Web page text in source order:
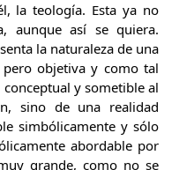
la teología. Esta ya no
aunque así se quiera.
la naturaleza de una
objetiva y como tal
y sometible al
sino de una realidad
simbólicamente y sólo
abordable por
grande, como no se